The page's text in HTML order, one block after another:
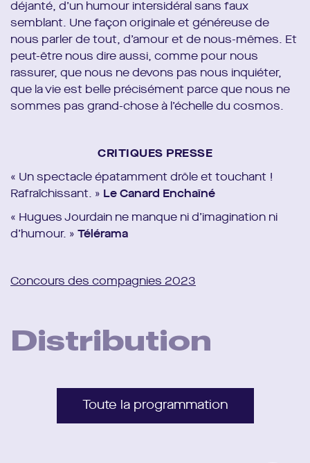
déjanté, d’un humour intersidéral sans faux
semblant. Une façon originale et généreuse de
nous parler de tout, d’amour et de nous-mêmes. Et
peut-être nous dire aussi, comme pour nous
rassurer, que nous ne devons pas nous inquiéter,
que la vie est belle précisément parce que nous ne
sommes pas grand-chose à l’échelle du cosmos.
CRITIQUES PRESSE
« Un spectacle épatamment drôle et touchant !
Rafraîchissant. » Le Canard Enchaîné
« Hugues Jourdain ne manque ni d’imagination ni
d’humour. » Télérama
Concours des compagnies 2023
Distribution
Mise en scèneHugues Jourdain
Salomé Diénis-Meulien, Charlie Fabert et
Toute la programmation